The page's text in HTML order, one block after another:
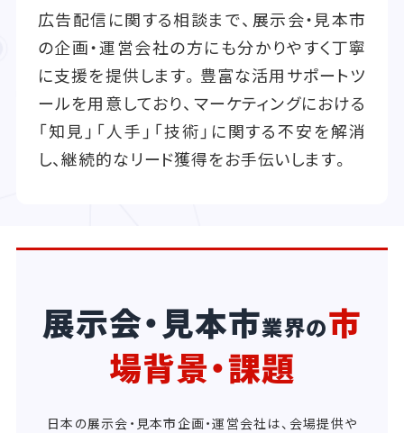
広告配信に関する相談まで、展示会・見本市
の企画・運営会社の方にも分かりやすく丁寧
に支援を提供します。豊富な活用サポートツ
ールを用意しており、マーケティングにおける
「知見」「人手」「技術」に関する不安を解消
し、継続的なリード獲得をお手伝いします。
展示会・見本市業界の市
場背景・課題
日本の展示会・見本市企画・運営会社は、会場提供や